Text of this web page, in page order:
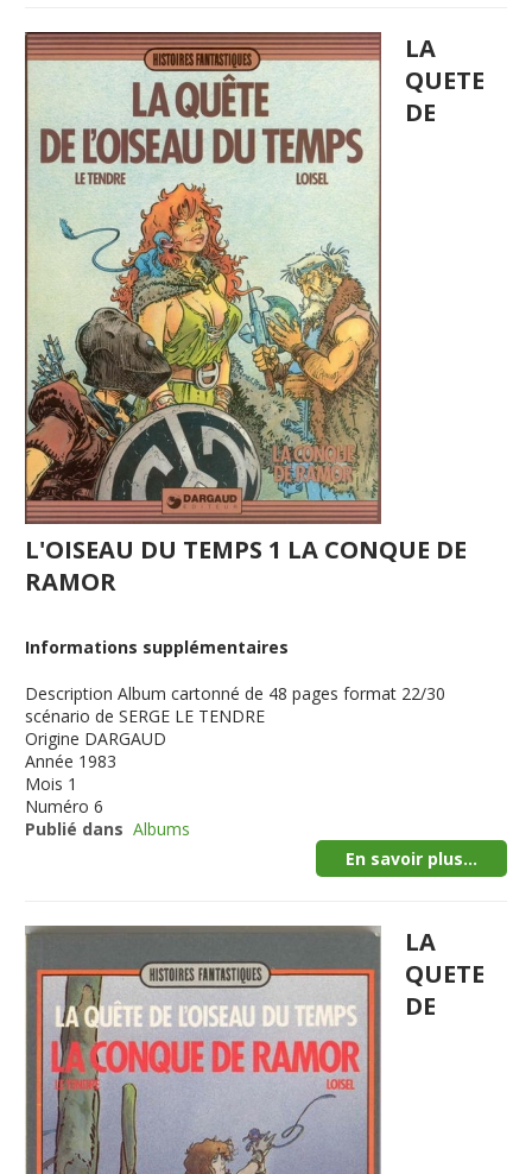
LA
QUETE
DE
L'OISEAU DU TEMPS 1 LA CONQUE DE
RAMOR
Informations supplémentaires
Description Album cartonné de 48 pages format 22/30
scénario de SERGE LE TENDRE
Origine DARGAUD
Année 1983
Mois 1
Numéro 6
Publié dans Albums
En savoir plus...
LA
QUETE
DE